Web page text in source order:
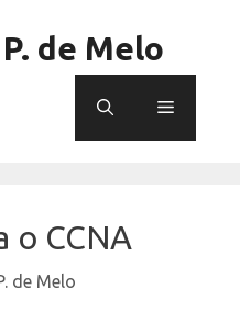
de Melo
Menu
o CCNA
de Melo